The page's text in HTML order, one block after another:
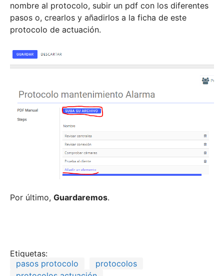
nombre al protocolo, subir un pdf con los diferentes
pasos o, crearlos y añadirlos a la ficha de este
protocolo de actuación.
Por último, Guardaremos.
Etiquetas:
pasos protocolo
protocolos